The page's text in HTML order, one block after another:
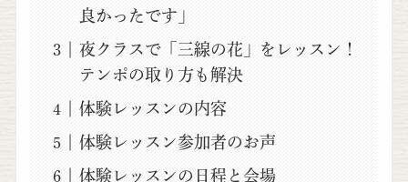
良かったです」
夜クラスで「三線の花」をレッスン！
テンポの取り方も解決
体験レッスンの内容
体験レッスン参加者のお声
体験レッスンの日程と会場